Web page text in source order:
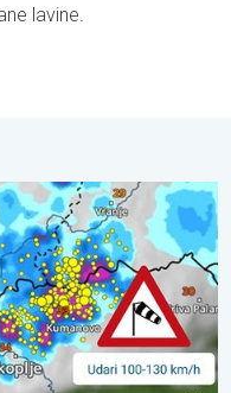
lavine.
vjetar. . . srijeda, 22.